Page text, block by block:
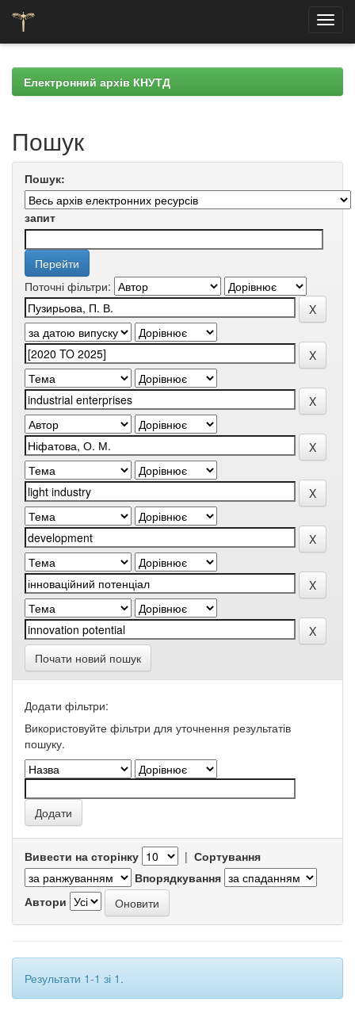
navigationЕлектронний архів КНУТД
Пошук
Пошук:
запит
Поточні фільтри:
Почати новий пошук
Додати фільтри:
Використовуйте фільтри для уточнення результатів
пошуку.
Вивести на сторінку | Сортування
Впорядкування
Автори
Результати 1-1 зі 1.